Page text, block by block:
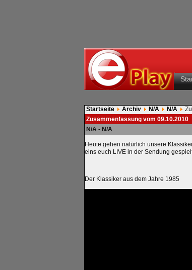
Startseite Archiv N/A N/A
Zusammenfassung vom 09.10.2010
N/A - N/A
Heute gehen natürlich unsere
eins euch LIVE in der Sendung
Der Klassiker aus dem Jahre 1985